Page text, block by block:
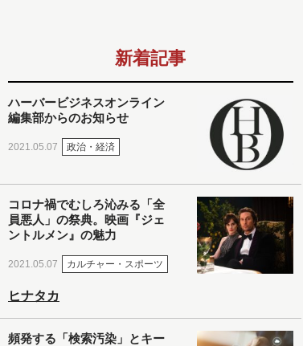
新着記事
ハーバービジネスオンライン
編集部からのお知らせ
2021.05.07 政治・経済
コロナ禍でむしろ沁みる「全
員悪人」の祭典。映画『ジェ
ントルメン』の魅力
2021.05.07 カルチャー・スポーツ
ヒナタカ
頻発する「検索汚染」とキー